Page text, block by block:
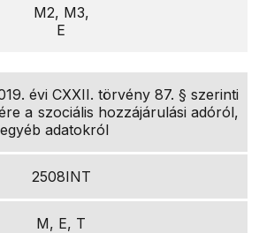
M2, M3,
E
évi CXXII. törvény 87. § szerinti
a szociális hozzájárulási adóról,
adatokról
2508INT
M, E, T